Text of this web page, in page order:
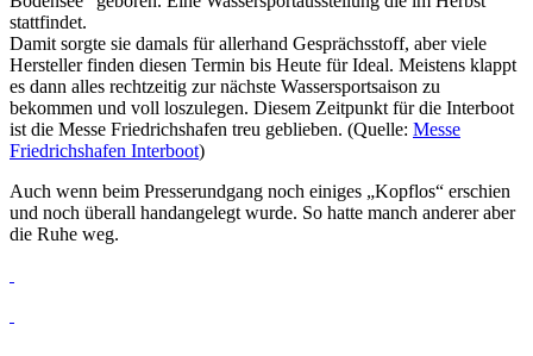
stattfindet.
Damit sorgte sie damals für allerhand Gesprächsstoff, aber viele
Hersteller finden diesen Termin bis Heute für Ideal. Meistens klappt
es dann alles rechtzeitig zur nächste Wassersportsaison zu
bekommen und voll loszulegen. Diesem Zeitpunkt für die Interboot
ist die Messe Friedrichshafen treu geblieben. (Quelle: Messe
Friedrichshafen Interboot)
Auch wenn beim Presserundgang noch einiges „Kopflos“ erschien
und noch überall handangelegt wurde. So hatte manch anderer aber
die Ruhe weg.